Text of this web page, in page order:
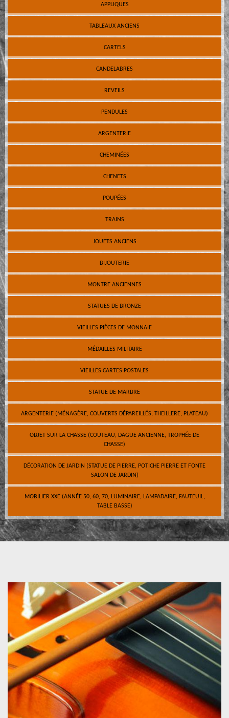
APPLIQUES
TABLEAUX ANCIENS
CARTELS
CANDELABRES
REVEILS
PENDULES
ARGENTERIE
CHEMINÉES
CHENETS
POUPÉES
TRAINS
JOUETS ANCIENS
BIJOUTERIE
MONTRE ANCIENNES
STATUES DE BRONZE
VIEILLES PIÈCES DE MONNAIE
MÉDAILLES MILITAIRE
VIEILLES CARTES POSTALES
STATUE DE MARBRE
ARGENTERIE (MÉNAGÈRE, COUVERTS DÉPAREILLÉS, THEILLERE, PLATEAU)
OBJET SUR LA CHASSE (COUTEAU, DAGUE ANCIENNE, TROPHÉE DE
CHASSE)
DÉCORATION DE JARDIN (STATUE DE PIERRE, POTICHE PIERRE ET FONTE
SALON DE JARDIN)
MOBILIER XXE (ANNÉE 50, 60, 70, LUMINAIRE, LAMPADAIRE, FAUTEUIL,
TABLE BASSE)